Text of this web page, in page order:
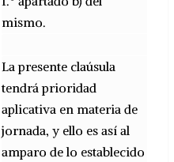
mismo.
La presente claúsula
tendrá prioridad
aplicativa en materia de
jornada, y ello es así al
amparo de lo establecido